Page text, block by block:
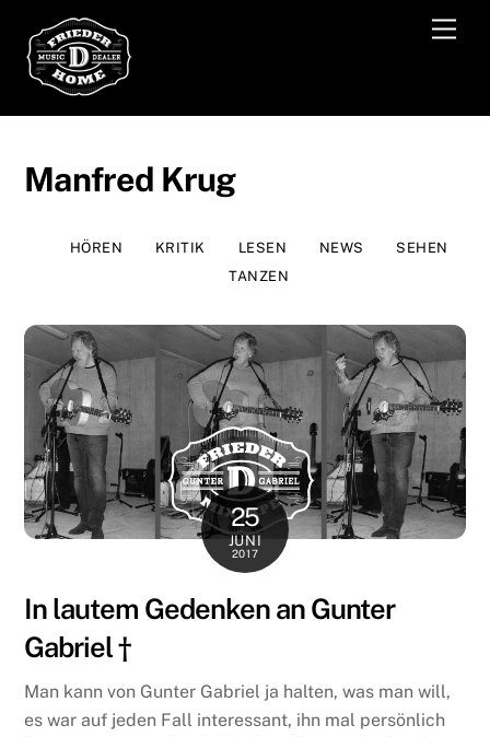
content
Manfred Krug
HÖREN KRITIK LESEN NEWS
SEHEN
TANZEN
25
JUNI
2017
In lautem Gedenken an Gunter
Gabriel †
Man kann von Gunter Gabriel ja halten, was man will,
es war auf jeden Fall interessant, ihn mal persönlich